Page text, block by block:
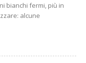
bianchi fermi, più in
alcune